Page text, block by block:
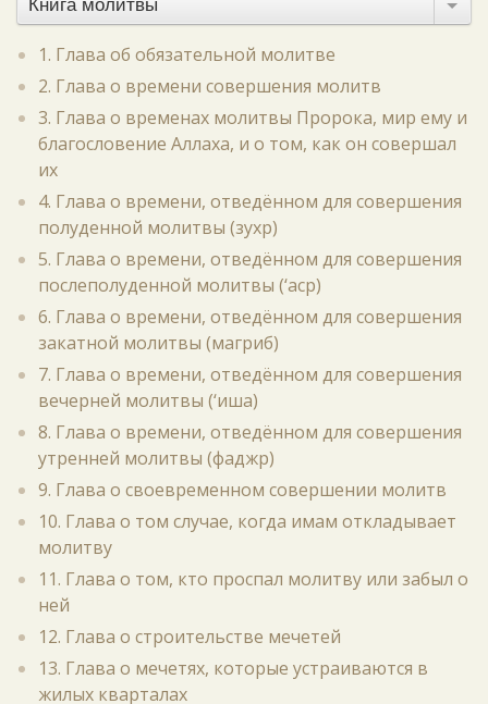
Книга молитвы
1. Глава об обязательной молитве
2. Глава о времени совершения молитв
3. Глава о временах молитвы Пророка, мир ему и
благословение Аллаха, и о том, как он совершал
их
4. Глава о времени, отведённом для совершения
полуденной молитвы (зухр)
5. Глава о времени, отведённом для совершения
послеполуденной молитвы (‘аср)
6. Глава о времени, отведённом для совершения
закатной молитвы (магриб)
7. Глава о времени, отведённом для совершения
вечерней молитвы (‘иша)
8. Глава о времени, отведённом для совершения
утренней молитвы (фаджр)
9. Глава о своевременном совершении молитв
10. Глава о том случае, когда имам откладывает
молитву
11. Глава о том, кто проспал молитву или забыл о
ней
12. Глава о строительстве мечетей
13. Глава о мечетях, которые устраиваются в
жилых кварталах